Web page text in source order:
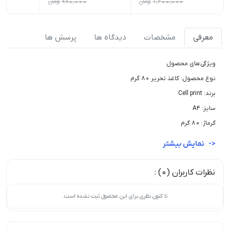
معرفی مشخصات دیدگاه ها پرسش ها
ویژگی‌های محصول
نوع محصول: کاغذ تحریر 80 گرم
برند: Cell print
سایز: A4
گرماژ: 80 گرم
نظرات کاربران (0) :
تا کنون نظری برای این محصول ثبت نشده است.